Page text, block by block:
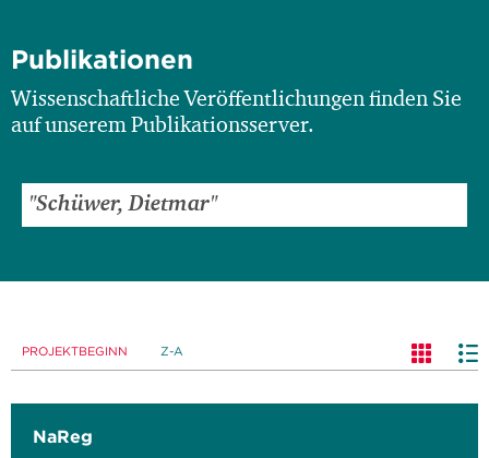
Publikationen
Wissenschaftliche Veröffentlichungen finden Sie
auf unserem Publikationsserver.
PROJEKTBEGINN Z-A
NaReg